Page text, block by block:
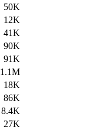
50K
12K
41K
90K
91K
1.1M
18K
86K
8.4K
27K